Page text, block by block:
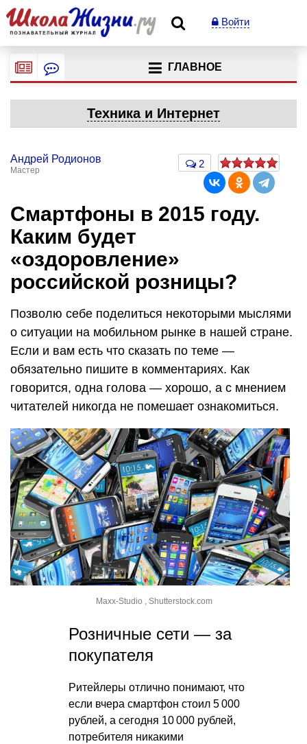
Войти
ГЛАВНОЕ
Техника и Интернет
Андрей Родионов
Мастер
2
Смартфоны в 2015 году.
Каким будет
«оздоровление»
российской розницы?
Позволю себе поделиться некоторыми мыслями
о ситуации на мобильном рынке в нашей стране.
Если и вам есть что сказать по теме —
обязательно пишите в комментариях. Как
говорится, одна голова — хорошо, а с мнением
читателей никогда не помешает ознакомиться.
Maxx-Studio , Shutterstock.com
Розничные сети — за
покупателя
Ритейлеры отлично понимают, что
если вчера смартфон стоил 5 000
рублей, а сегодня 10 000 рублей,
потребителя никакими